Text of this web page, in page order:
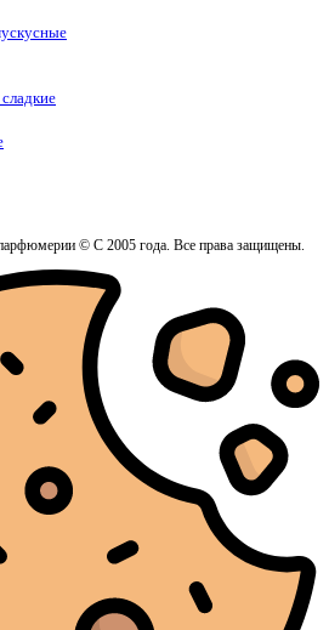
© С 2005 года. Все права защищены.